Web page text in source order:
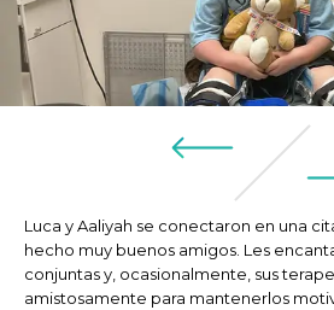
Luca y Aaliyah se conectaron en una
hecho muy buenos amigos. Les
conjuntas y, ocasionalmente, sus
amistosamente para mantenerlos